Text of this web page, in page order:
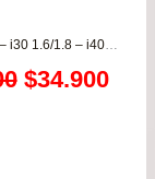
Sensor cigueñal para Hyundai Elantra 1.6/1.8/2.0 – i30 1.6/1.8 – i40 2.0 desde 2007 a 2020 ORIGINAL
El
$34.900El